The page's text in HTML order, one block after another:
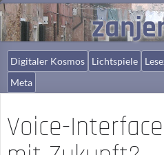
Digitaler Kosmos Lichtspiele
Meta
Voice-